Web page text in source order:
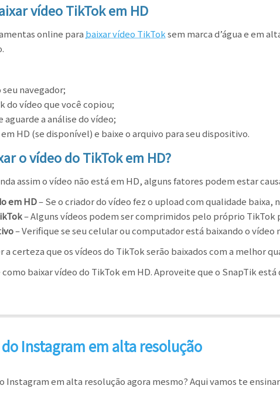
vídeo TikTok em HD
online para baixar vídeo TikToksem marca d’água e em
navegador;
do vídeo que você copiou;
a análise do vídeo;
HD (se disponível) e baixe o arquivo para seu dispositivo.
o vídeo do TikTok em HD?
assim o vídeo não está em HD, alguns fatores podem estar
em HD– Se o criador do vídeo fez o upload com qualidade baixa,
– Alguns vídeos podem ser comprimidos pelo próprio TikTok
– Verifique se seu celular ou computador está baixando o vídeo
a certeza que os vídeos do TikTok serão baixados com a melhor
como baixar vídeo do TikTok em HD. Aproveite que o SnapTik
Instagram em alta resolução
Instagram em alta resolução agora mesmo? Aqui vamos te